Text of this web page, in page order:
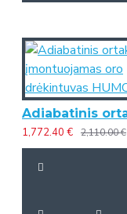
1,772.40 € 2,110.00 €